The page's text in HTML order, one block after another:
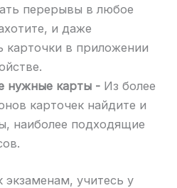
перерывы в любое
и даже
карточки в приложении
нужные карты - Из более
карточек найдите и
наиболее подходящие
экзаменам, учитесь у